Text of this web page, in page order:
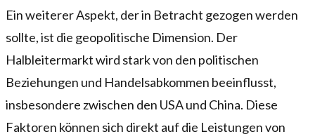
Ein weiterer Aspekt, der in Betracht gezogen werden
sollte, ist die geopolitische Dimension. Der
Halbleitermarkt wird stark von den politischen
Beziehungen und Handelsabkommen beeinflusst,
insbesondere zwischen den USA und China. Diese
Faktoren können sich direkt auf die Leistungen von